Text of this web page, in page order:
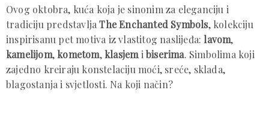
Ovog oktobra, kuća koja je sinonim za eleganciju i
tradiciju predstavljaThe Enchanted Symbols, kolekciju
inspirisanu pet motiva iz vlastitog naslijeđa: lavom,
kamelijom,kometom,klasjem ibiserima. Simbolima koji
zajedno kreiraju konstelaciju moći, sreće, sklada,
blagostanja i svjetlosti. Na koji način?